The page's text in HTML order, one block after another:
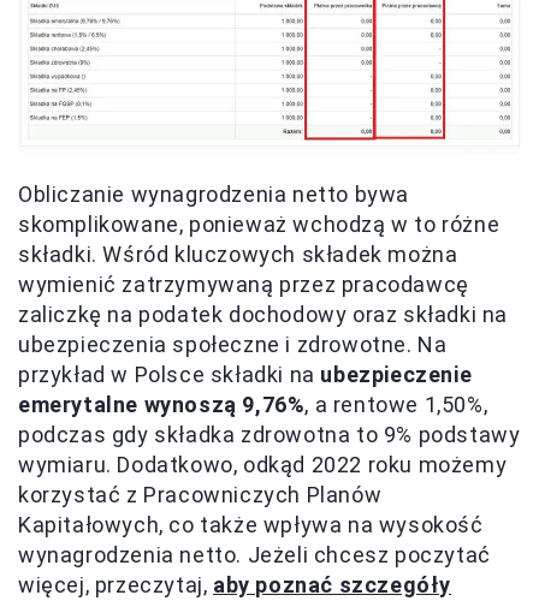
Obliczanie wynagrodzenia netto bywa
skomplikowane, ponieważ wchodzą w to różne
składki. Wśród kluczowych składek można
wymienić zatrzymywaną przez pracodawcę
zaliczkę na podatek dochodowy oraz składki na
ubezpieczenia społeczne i zdrowotne. Na
przykład w Polsce składki na ubezpieczenie
emerytalne wynoszą 9,76%, a rentowe 1,50%,
podczas gdy składka zdrowotna to 9% podstawy
wymiaru. Dodatkowo, odkąd 2022 roku możemy
korzystać z Pracowniczych Planów
Kapitałowych, co także wpływa na wysokość
wynagrodzenia netto. Jeżeli chcesz poczytać
więcej, przeczytaj, aby poznać szczegóły